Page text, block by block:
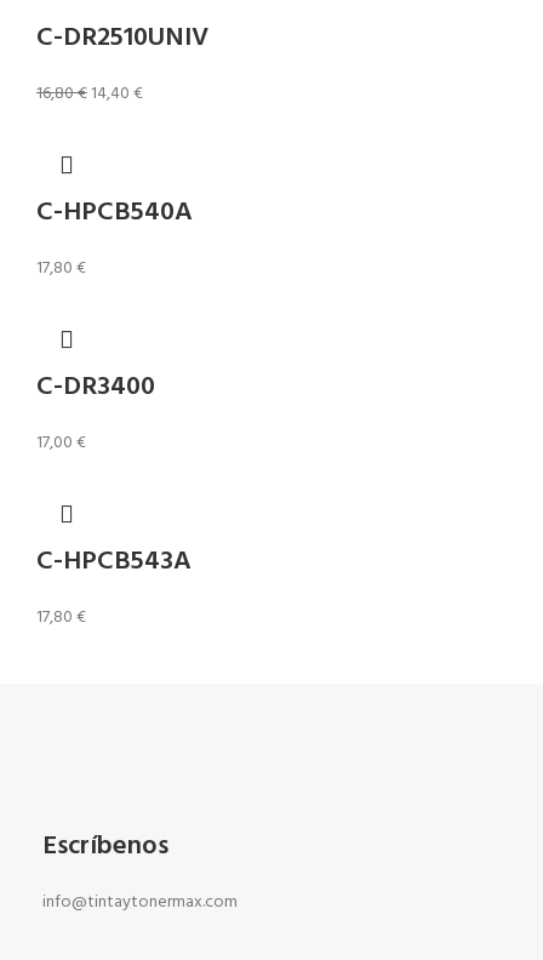
C-DR2510UNIV
16,80€14,40€
C-HPCB540A
17,80€
C-DR3400
17,00€
C-HPCB543A
17,80€
Escríbenos
info@tintaytonermax.com